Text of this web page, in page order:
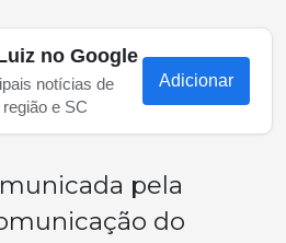
no Google
notícias de
e SC
Adicionar
pela
do